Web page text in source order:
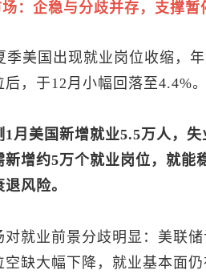
：企稳与分歧并存，支撑暂
季美国出现就业岗位收缩，
后，于12月小幅回落至4.4%
1月美国新增就业5.5万人，
新增约5万个就业岗位，就能
风险。
对就业前景分歧明显：美联
空缺大幅下降，就业基本面